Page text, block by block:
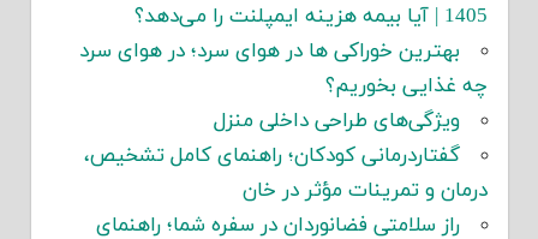
1405 | آیا بیمه هزینه ایمپلنت را می‌دهد؟
بهترین خوراکی ها در هوای سرد؛ در هوای سرد
چه غذایی بخوریم؟
ویژگی‌های طراحی داخلی منزل
گفتاردرمانی کودکان؛ راهنمای کامل تشخیص،
درمان و تمرینات مؤثر در خان
راز سلامتی فضانوردان در سفره شما؛ راهنمای